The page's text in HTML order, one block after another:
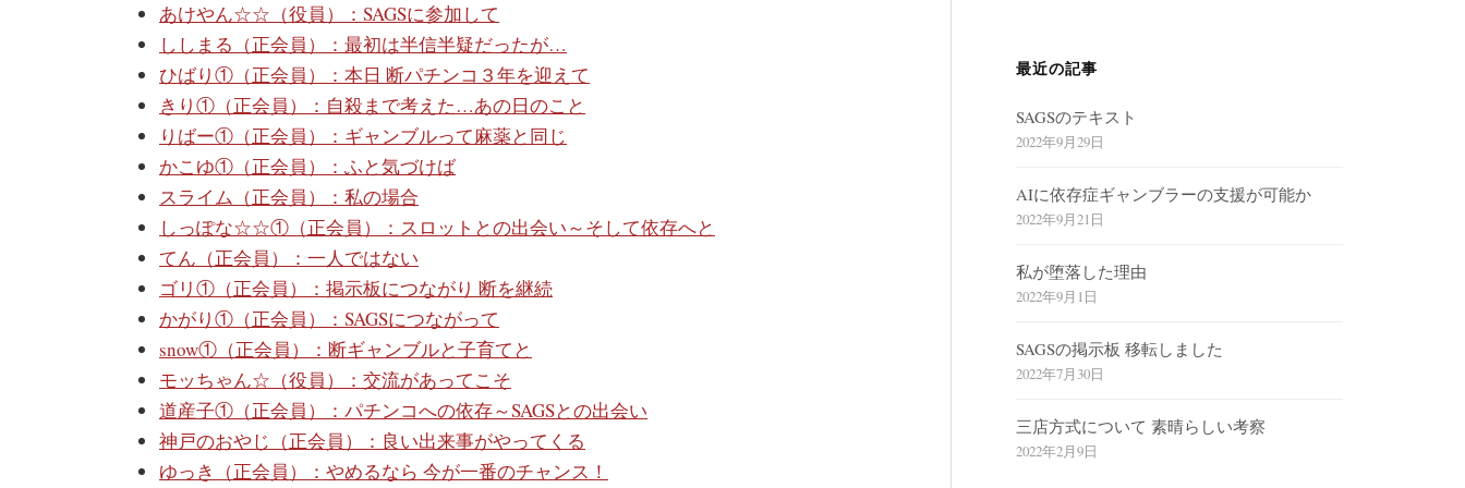
あけやん☆☆（役員）：SAGSに参加して
ししまる（正会員）：最初は半信半疑だったが…
ひばり①（正会員）：本日 断パチンコ３年を迎えて
きり①（正会員）：自殺まで考えた…あの日のこと
りばー①（正会員）：ギャンブルって麻薬と同じ
かこゆ①（正会員）：ふと気づけば
スライム（正会員）：私の場合
しっぽな☆☆①（正会員）：スロットとの出会い～そして依存へと
てん（正会員）：一人ではない
ゴリ①（正会員）：掲示板につながり 断を継続
かがり①（正会員）：SAGSにつながって
snow①（正会員）：断ギャンブルと子育てと
モッちゃん☆（役員）：交流があってこそ
道産子①（正会員）：パチンコへの依存～SAGSとの出会い
神戸のおやじ（正会員）：良い出来事がやってくる
ゆっき（正会員）：やめるなら 今が一番のチャンス！
最近の記事
SAGSのテキスト
2022年9月29日
AIに依存症ギャンブラーの支援が可能か
2022年9月21日
私が堕落した理由
2022年9月1日
SAGSの掲示板 移転しました
2022年7月30日
三店方式について 素晴らしい考察
2022年2月9日